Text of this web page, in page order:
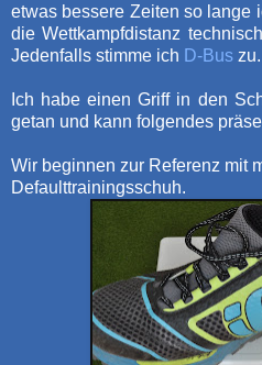
etwas bessere Zeiten so lange
die Wettkampfdistanz
Jedenfalls stimme ich D-Bus
Ich habe einen Griff in den
getan und kann folgendes
Wir beginnen zur Referenz mit
Defaulttrainingsschuh.